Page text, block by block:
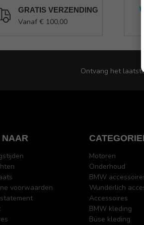
GRATIS VERZENDING
Vanaf € 100,00
Ontvang het
NAAR
voorwaarden
Motoren
Onderhoud
BMW
Wunderlich
Accessoires
BMW kleding
Büse kleding